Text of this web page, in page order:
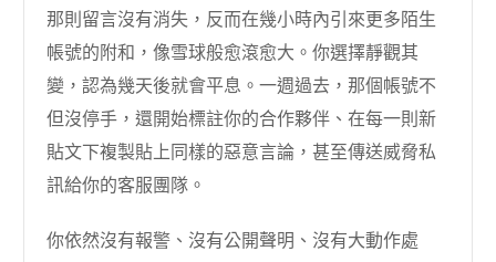
那則留言沒有消失，反而在幾小時內引來更多陌生
帳號的附和，像雪球般愈滾愈大。你選擇靜觀其
變，認為幾天後就會平息。一週過去，那個帳號不
但沒停手，還開始標註你的合作夥伴、在每一則新
貼文下複製貼上同樣的惡意言論，甚至傳送威脅私
訊給你的客服團隊。
你依然沒有報警、沒有公開聲明、沒有大動作處